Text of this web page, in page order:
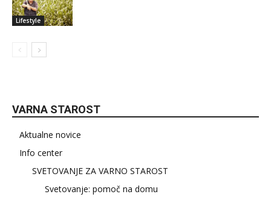
Lifestyle
VARNA STAROST
Aktualne novice
Info center
SVETOVANJE ZA VARNO STAROST
Svetovanje: pomoč na domu